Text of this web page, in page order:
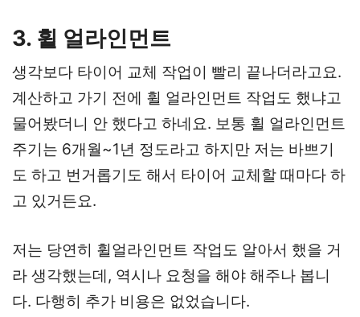
3. 휠 얼라인먼트
생각보다 타이어 교체 작업이 빨리 끝나더라고요.
계산하고 가기 전에 휠 얼라인먼트 작업도 했냐고
물어봤더니 안 했다고 하네요. 보통 휠 얼라인먼트
주기는 6개월~1년 정도라고 하지만 저는 바쁘기
도 하고 번거롭기도 해서 타이어 교체할 때마다 하
고 있거든요.
저는 당연히 휠얼라인먼트 작업도 알아서 했을 거
라 생각했는데, 역시나 요청을 해야 해주나 봅니
다. 다행히 추가 비용은 없었습니다.